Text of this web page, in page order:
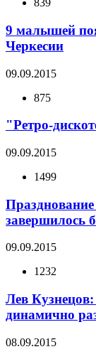
839
9 малышей
Черкесии
09.09.2015
875
"Ретро-
09.09.2015
1499
завершилось
09.09.2015
1232
Лев
динамично
08.09.2015